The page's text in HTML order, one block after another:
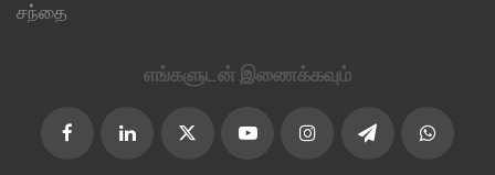
சந்தை
எங்களுடன் இணைக்கவும்